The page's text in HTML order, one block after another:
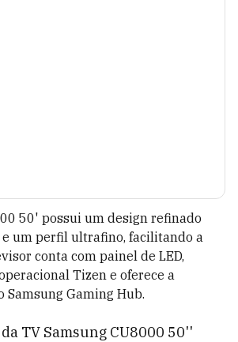
50' possui um design refinado
um perfil ultrafino, facilitando a
conta com painel de LED,
Tizen e oferece a
Gaming Hub.
TV Samsung CU8000 50''